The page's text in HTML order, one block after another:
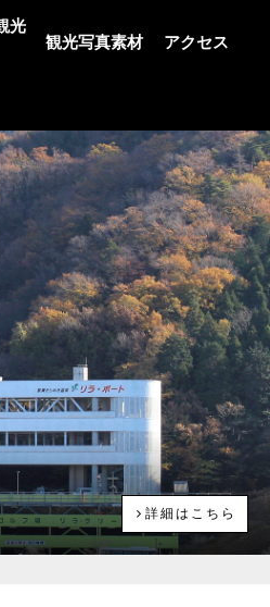
光
観光写真素材 アクセス
詳細はこちら